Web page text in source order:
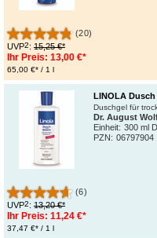
(20)
UVP2: 15,25 €*
Ihr Preis: 13,00 €*
65,00 €* / 1 l
LINOLA
Duschgel für
Dr. August
Einheit: 300 ml
PZN: 06797904
(6)
UVP2: 13,20 €*
Ihr Preis: 11,24 €*
37,47 €* / 1 l